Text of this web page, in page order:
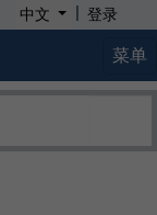
中文 | 登录
菜单